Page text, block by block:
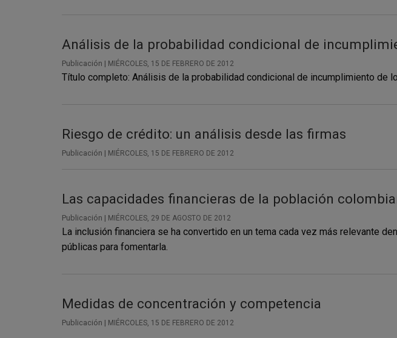
Análisis de la probabilidad condicional de
Publicación | MIÉRCOLES, 15 DE FEBRERO DE 2012
Título completo: Análisis de la probabilidad condicional de incumplimiento
Riesgo de crédito: un análisis desde las firmas
Publicación | MIÉRCOLES, 15 DE FEBRERO DE 2012
Las capacidades financieras de la población
Publicación | MIÉRCOLES, 29 DE AGOSTO DE 2012
La inclusión financiera se ha convertido en un tema cada vez más relevante
públicas para fomentarla.
Medidas de concentración y competencia
Publicación | MIÉRCOLES, 15 DE FEBRERO DE 2012